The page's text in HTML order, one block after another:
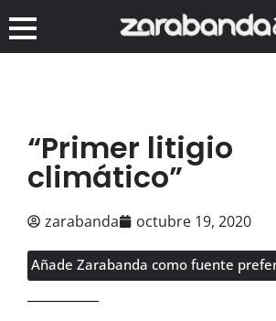
“Primer litigio
climático”
zarabanda octubre 19, 2020
Añade Zarabanda como fuente